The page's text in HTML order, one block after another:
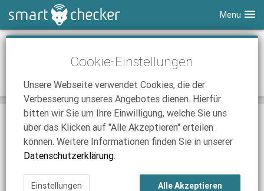
Menu
Smartphone Vergleich
Anbieter
iPhone Tarifvergleich
News
Ratgeber
Tarifvergleich
Tablet Vergleich
Surfsticks
iPad Tarifvergleich
News
Tarifvergleich
Internetanbieter
DSL Tarife
News
SmartChecker TV
Inlandsgeschäft und Verbesserung auf
europäischen Märkten
04.08.2011 | 16:28 | Nick Linger
Düsseldorf (SCM).Die Deutsche Telekom konnte im bisherigen
Jahresverlauf einen verbesserten Umsatztrend im
fortzuführenden Geschäft aufweisen.
Im zweiten Quartal 2011 stieg der bereinigte Konzernüberschuss
Cookie-Einstellungen
Unsere Webseite verwendet Cookies, die der
Verbesserung unseres Angebotes dienen. Hierfür
bitten wir Sie um Ihre Einwilligung, welche Sie uns
über das Klicken auf "Alle Akzeptieren" erteilen
können. Weitere Informationen finden Sie in unserer
Datenschutzerklärung.
Einstellungen Alle Akzeptieren